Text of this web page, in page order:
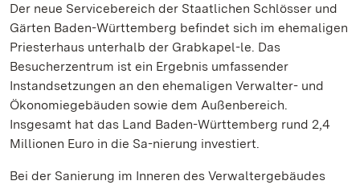
Der neue Servicebereich der Staatlichen Schlösser und
Gärten Baden-Württemberg befindet sich im ehemaligen
Priesterhaus unterhalb der Grabkapel-le. Das
Besucherzentrum ist ein Ergebnis umfassender
Instandsetzungen an den ehemaligen Verwalter- und
Ökonomiegebäuden sowie dem Außenbereich.
Insgesamt hat das Land Baden-Württemberg rund 2,4
Millionen Euro in die Sa-nierung investiert.
Bei der Sanierung im Inneren des Verwaltergebäudes